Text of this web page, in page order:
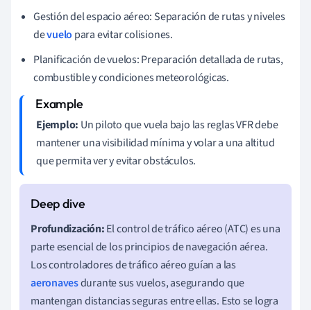
Gestión del espacio aéreo: Separación de rutas y niveles
devuelo para evitar colisiones.
Planificación de vuelos: Preparación detallada de rutas,
combustible y condiciones meteorológicas.
Ejemplo: Un piloto que vuela bajo las reglas VFR debe
mantener una visibilidad mínima y volar a una altitud
que permita ver y evitar obstáculos.
Profundización:El control de tráfico aéreo (ATC) es una
parte esencial de los principios de navegación aérea.
Los controladores de tráfico aéreo guían a las
aeronavesdurante sus vuelos, asegurando que
mantengan distancias seguras entre ellas. Esto se logra